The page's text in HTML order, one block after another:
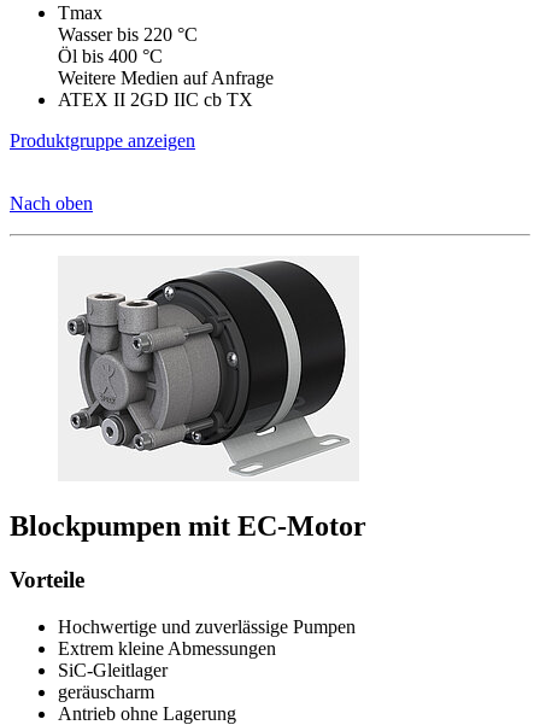
Tmax
Wasser bis 220 °C
Öl bis 400 °C
Weitere Medien auf Anfrage
ATEX II 2GD IIC cb TX
Produktgruppe anzeigen
Nach oben
Blockpumpen mit EC-Motor
Vorteile
Hochwertige und zuverlässige Pumpen
Extrem kleine Abmessungen
SiC-Gleitlager
geräuscharm
Antrieb ohne Lagerung